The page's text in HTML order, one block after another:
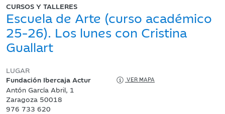
CURSOS Y TALLERES
Escuela de Arte (curso académico
25-26). Los lunes con Cristina
Guallart
LUGAR
Fundación Ibercaja Actur
VER MAPA
Antón García Abril, 1
Zaragoza 50018
976 733 620